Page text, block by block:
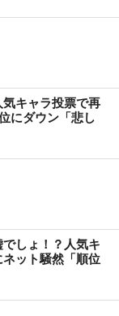
気キャラ投票で再
ダウン「悲し
でしょ！？人気キ
ット騒然「順位